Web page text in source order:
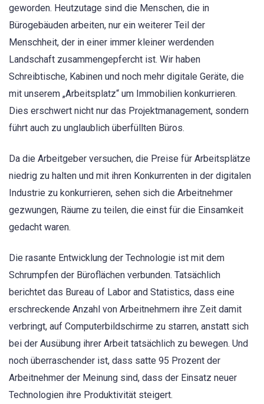
geworden. Heutzutage sind die Menschen, die in
Bürogebäuden arbeiten, nur ein weiterer Teil der
Menschheit, der in einer immer kleiner werdenden
Landschaft zusammengepfercht ist. Wir haben
Schreibtische, Kabinen und noch mehr digitale Geräte, die
mit unserem „Arbeitsplatz“ um Immobilien konkurrieren.
Dies erschwert nicht nur das Projektmanagement, sondern
führt auch zu unglaublich überfüllten Büros.
Da die Arbeitgeber versuchen, die Preise für Arbeitsplätze
niedrig zu halten und mit ihren Konkurrenten in der digitalen
Industrie zu konkurrieren, sehen sich die Arbeitnehmer
gezwungen, Räume zu teilen, die einst für die Einsamkeit
gedacht waren.
Die rasante Entwicklung der Technologie ist mit dem
Schrumpfen der Büroflächen verbunden. Tatsächlich
berichtet das Bureau of Labor and Statistics, dass eine
erschreckende Anzahl von Arbeitnehmern ihre Zeit damit
verbringt, auf Computerbildschirme zu starren, anstatt sich
bei der Ausübung ihrer Arbeit tatsächlich zu bewegen. Und
noch überraschender ist, dass satte 95 Prozent der
Arbeitnehmer der Meinung sind, dass der Einsatz neuer
Technologien ihre Produktivität steigert.